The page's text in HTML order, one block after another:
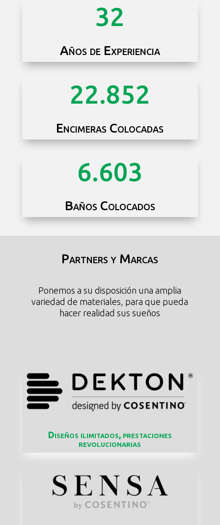
32
Años de Experiencia
22.852
Encimeras Colocadas
6.603
Baños Colocados
Partners y Marcas
Ponemos a su disposición una amplia
variedad de materiales, para que pueda
hacer realidad sus sueños
Diseños ilimitados, prestaciones
revolucionarias